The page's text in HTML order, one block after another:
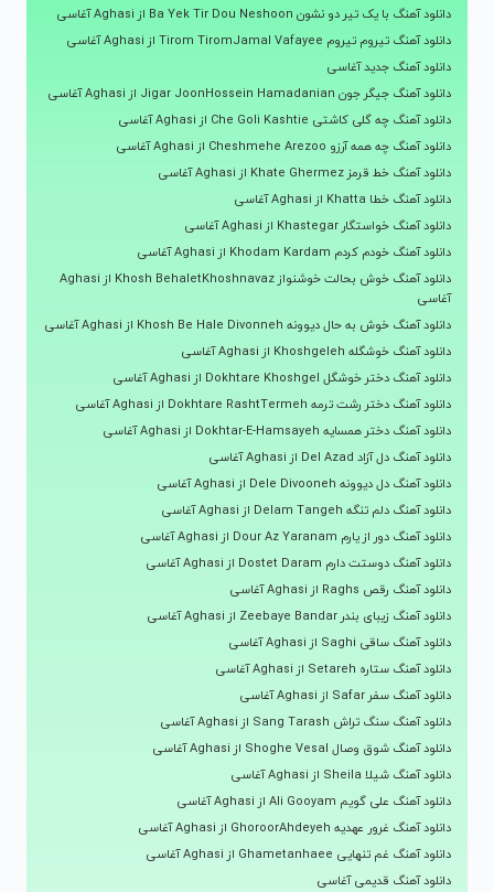
دانلود آهنگ با یک تیر دو نشون Ba Yek Tir Dou Neshoon از Aghasi آغاسی
دانلود آهنگ تیروم تیروم Tirom TiromJamal Vafayee از Aghasi آغاسی
دانلود آهنگ جدید آغاسی
دانلود آهنگ جیگر جون Jigar JoonHossein Hamadanian از Aghasi آغاسی
دانلود آهنگ چه گلی کاشتی Che Goli Kashtie از Aghasi آغاسی
دانلود آهنگ چه همه آرزو Cheshmehe Arezoo از Aghasi آغاسی
دانلود آهنگ خط قرمز Khate Ghermez از Aghasi آغاسی
دانلود آهنگ خطا Khatta از Aghasi آغاسی
دانلود آهنگ خواستگار Khastegar از Aghasi آغاسی
دانلود آهنگ خودم کردم Khodam Kardam از Aghasi آغاسی
دانلود آهنگ خوش بحالت خوشنواز Khosh BehaletKhoshnavaz از Aghasi
آغاسی
دانلود آهنگ خوش به حال دیوونه Khosh Be Hale Divonneh از Aghasi آغاسی
دانلود آهنگ خوشگله Khoshgeleh از Aghasi آغاسی
دانلود آهنگ دختر خوشگل Dokhtare Khoshgel از Aghasi آغاسی
دانلود آهنگ دختر رشت ترمه Dokhtare RashtTermeh از Aghasi آغاسی
دانلود آهنگ دختر همسایه Dokhtar-E-Hamsayeh از Aghasi آغاسی
دانلود آهنگ دل آزاد Del Azad از Aghasi آغاسی
دانلود آهنگ دل دیوونه Dele Divooneh از Aghasi آغاسی
دانلود آهنگ دلم تنگه Delam Tangeh از Aghasi آغاسی
دانلود آهنگ دور از یارم Dour Az Yaranam از Aghasi آغاسی
دانلود آهنگ دوستت دارم Dostet Daram از Aghasi آغاسی
دانلود آهنگ رقص Raghs از Aghasi آغاسی
دانلود آهنگ زیبای بندر Zeebaye Bandar از Aghasi آغاسی
دانلود آهنگ ساقی Saghi از Aghasi آغاسی
دانلود آهنگ ستاره Setareh از Aghasi آغاسی
دانلود آهنگ سفر Safar از Aghasi آغاسی
دانلود آهنگ سنگ تراش Sang Tarash از Aghasi آغاسی
دانلود آهنگ شوق وصال Shoghe Vesal از Aghasi آغاسی
دانلود آهنگ شیلا Sheila از Aghasi آغاسی
دانلود آهنگ علی گویم Ali Gooyam از Aghasi آغاسی
دانلود آهنگ غرور عهدیه GhoroorAhdeyeh از Aghasi آغاسی
دانلود آهنگ غم تنهایی Ghametanhaee از Aghasi آغاسی
دانلود آهنگ قدیمی آغاسی